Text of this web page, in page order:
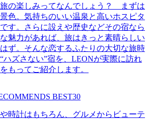
の楽しみってなんでしょう？ まずは
色。気持ちのいい温泉と高いホスピタ
す。さらに設えや歴史などその宿なら
魅力があれば、旅はきっと素晴らしい
ず。そんな恋するふたりの大切な旅時
ハズさない”宿を、LEONが実際に訪れ
もってご紹介します。
BEST30
時計はもちろん、グルメからビューテ